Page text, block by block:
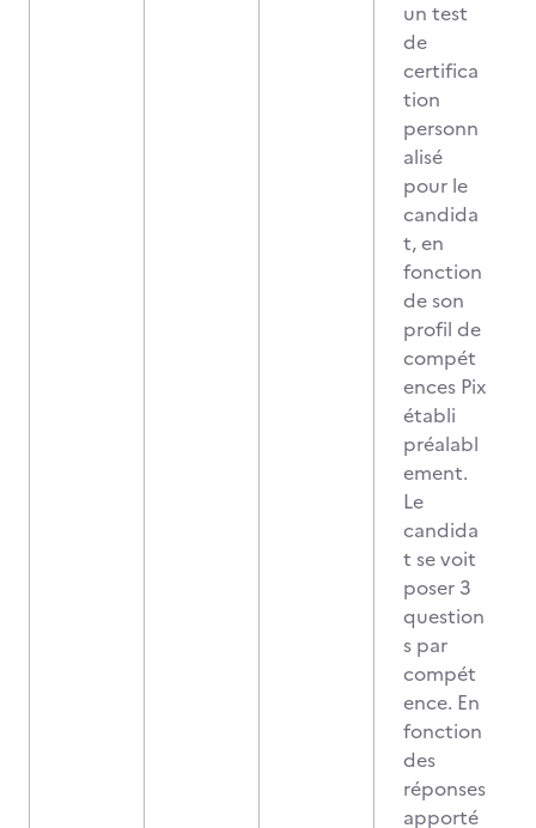
un test
de
certifica
tion
personn
alisé
pour le
candida
t, en
fonction
de son
profil de
compét
ences Pix
établi
préalabl
ement.
Le
candida
t se voit
poser 3
question
s par
compét
ence. En
fonction
des
réponses
apporté